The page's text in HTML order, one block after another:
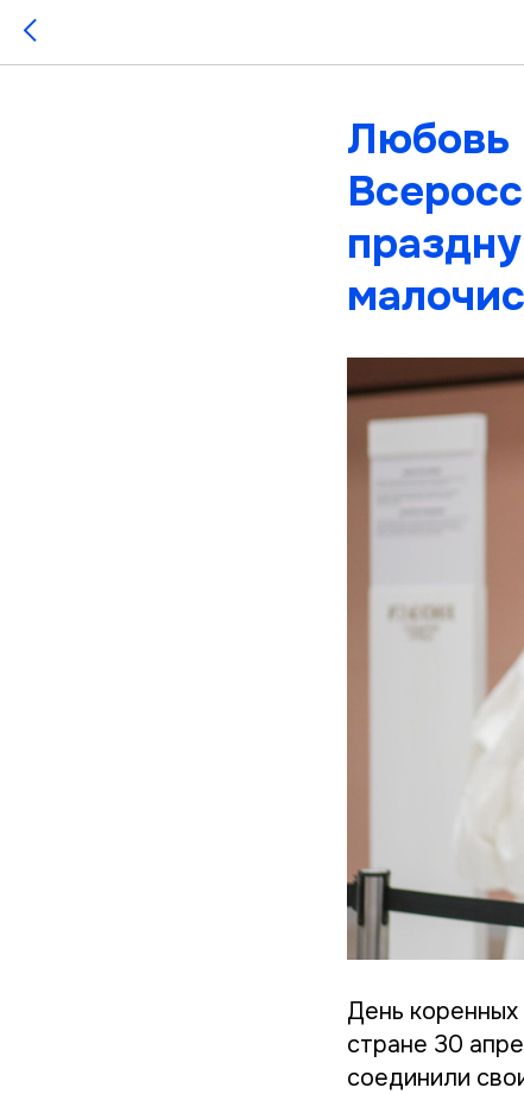
Любовь
День
стране 30
соединили